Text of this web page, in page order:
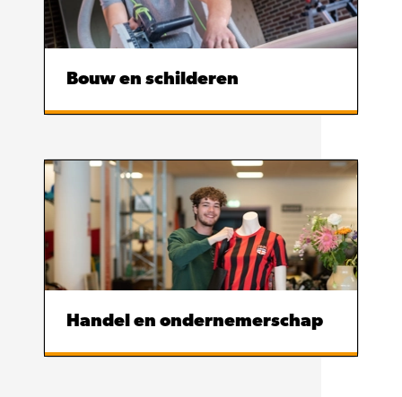
Bouw en schilderen
Handel en ondernemerschap